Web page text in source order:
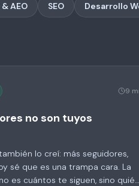
& AEO SEO Desarrollo
9
no son tuyos
lo creí: más seguidores,
sé que es una trampa cara. La
es cuántos te siguen, sino quién